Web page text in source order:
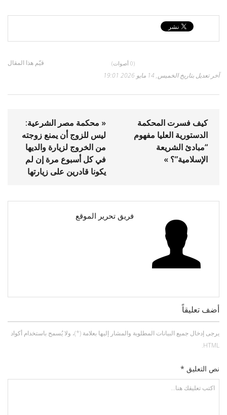
قيّم هذا المقال (0 أصوات)
آخر تعديل بتاريخ الخميس, 14 مايو 2026 19:01
« محكمة مصر الشرعية:
ليس للزوج أن يمنع زوجته
من الخروج لزيارة والديها
في كل أسبوع مرة إن لم
يكونا قادرين على زيارتها
كيف فسرت المحكمة
الدستورية العليا مفهوم
“مبادئ الشريعة
الإسلامية”؟ »
فريق تحرير الموقع
أضف تعليقاً
يرجى إدخال جميع البيانات المطلوبة والمشار إليها بعلامة (*)، ولا يُسمح باستخدام أكواد
HTML.
نص التعليق *